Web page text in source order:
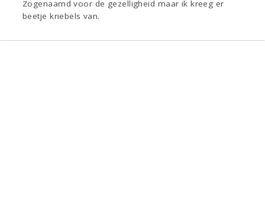
Zogenaamd voor de gezelligheid maar ik kreeg er
beetje kriebels van.